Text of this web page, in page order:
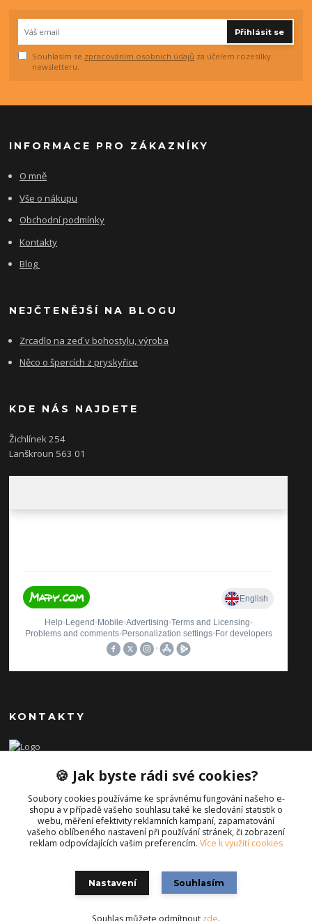
Přihlásit se
Souhlasím se zpracováním osobních údajů za účelem rozesílky
newsletteru.
INFORMACE PRO ZÁKAZNÍKY
O mně
Vše o nákupu
Obchodní podmínky
Kontakty
Blog
NEJČTENĚJŠÍ NA BLOGU
Zrcadlo na zeď v bohostylu, výroba
Něco o špercích z pryskyřice
KDE NÁS NAJDETE
Žichlínek 254
Lanškroun 563 01
KONTAKTY
+420 606654169
(Po-Pá, 8-16 hod.)
info@iporiginal.cz
🍪 Jak byste rádi své cookies?
Soubory cookies používáme ke správnému fungování našeho e-
shopu a v případě vašeho souhlasu také ke sledování statistik o
webu, měření efektivity reklamních kampaní, zapamatování
vašeho oblíbeného nastavení při používání stránek, či zobrazení
reklam odpovídajících vašim preferencím. Více k využití cookies
Nastavení Souhlasím
Souhlas můžete odmítnout zde.